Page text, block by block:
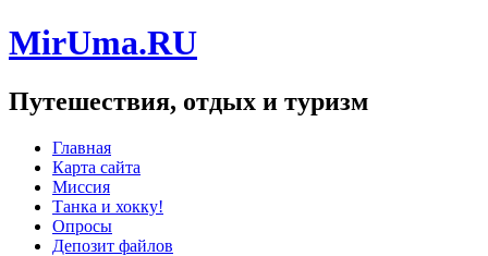
MirUma.RU
Путешествия, отдых и туризм
Главная
Карта сайта
Миссия
Танка и хокку!
Опросы
Депозит файлов